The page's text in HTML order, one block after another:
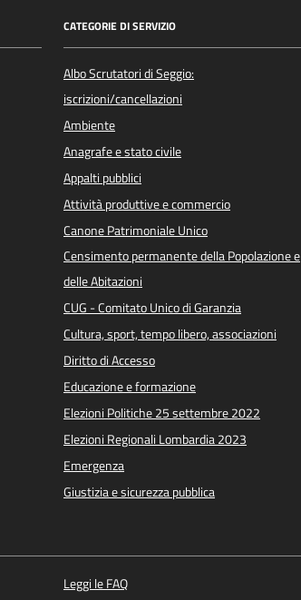
CATEGORIE DI SERVIZIO
Albo Scrutatori di Seggio:
iscrizioni/cancellazioni
Ambiente
Anagrafe e stato civile
Appalti pubblici
Attività produttive e commercio
Canone Patrimoniale Unico
Censimento permanente della Popolazione e
delle Abitazioni
CUG - Comitato Unico di Garanzia
Cultura, sport, tempo libero, associazioni
Diritto di Accesso
Educazione e formazione
Elezioni Politiche 25 settembre 2022
Elezioni Regionali Lombardia 2023
Emergenza
Giustizia e sicurezza pubblica
Leggi le FAQ